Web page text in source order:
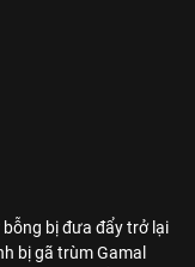
bỗng bị đưa đẩy trở lại
bị gã trùm Gamal